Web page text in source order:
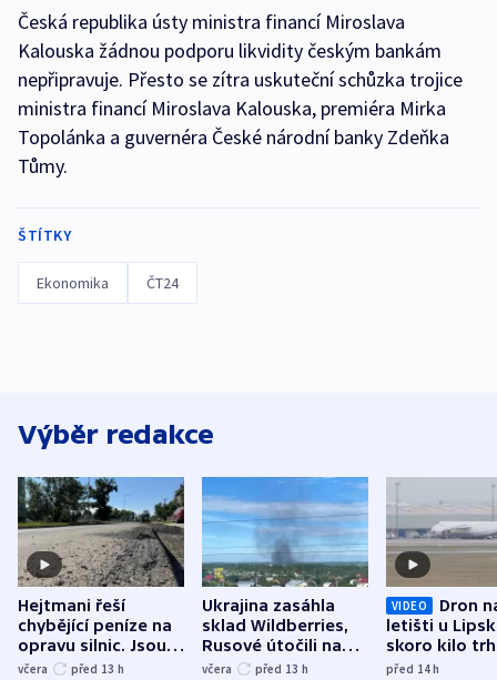
Česká republika ústy ministra financí Miroslava
Kalouska žádnou podporu likvidity českým bankám
nepřipravuje. Přesto se zítra uskuteční schůzka trojice
ministra financí Miroslava Kalouska, premiéra Mirka
Topolánka a guvernéra České národní banky Zdeňka
Tůmy.
ŠTÍTKY
Ekonomika ČT24
Výběr redakce
Hejtmani řeší
chybějící peníze na
opravu silnic. Jsou
nenárokové, namítá
včera před 13 h
Ukrajina zasáhla
sklad Wildberries,
Rusové útočili na
trh, hasiče či
včera před 13 h
VIDEO
Dron
letišti u
skoro kilo
indicie
před 14h